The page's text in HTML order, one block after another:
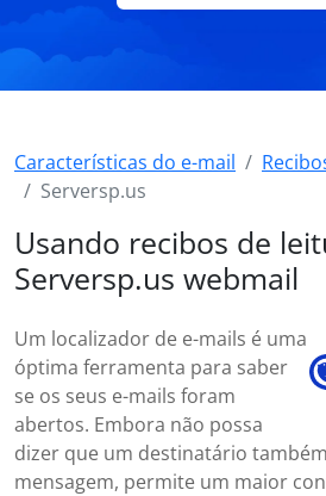
Características do e-mail
Serversp.us
Usando recibos de
Serversp.us webmail
Um localizador de e-mails é uma
óptima ferramenta para saber
se os seus e-mails foram
abertos. Embora não possa
dizer que um destinatário
mensagem, permite um maior